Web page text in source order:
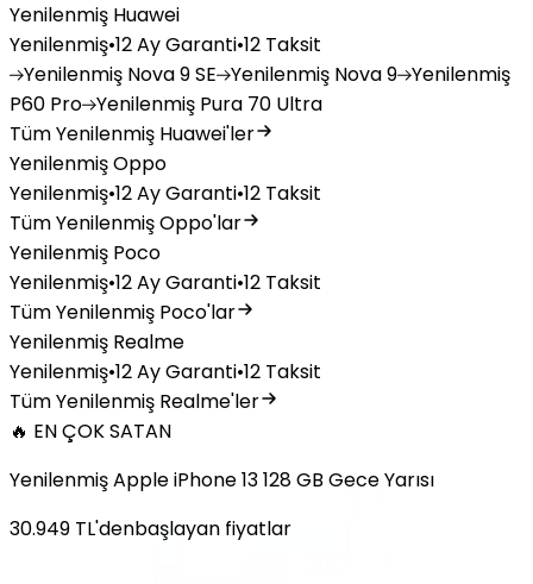
Yenilenmiş Huawei
Yenilenmiş•12 Ay Garanti•12 Taksit
Yenilenmiş Nova 9 SE Yenilenmiş Nova 9 Yenilenmiş
P60 Pro Yenilenmiş Pura 70 Ultra
Tüm Yenilenmiş Huawei'ler
Yenilenmiş Oppo
Yenilenmiş•12 Ay Garanti•12 Taksit
Tüm Yenilenmiş Oppo'lar
Yenilenmiş Poco
Yenilenmiş•12 Ay Garanti•12 Taksit
Tüm Yenilenmiş Poco'lar
Yenilenmiş Realme
Yenilenmiş•12 Ay Garanti•12 Taksit
Tüm Yenilenmiş Realme'ler
🔥 EN ÇOK SATAN
Yenilenmiş Apple iPhone 13 128 GB Gece Yarısı
30.949 TL'denbaşlayan fiyatlar